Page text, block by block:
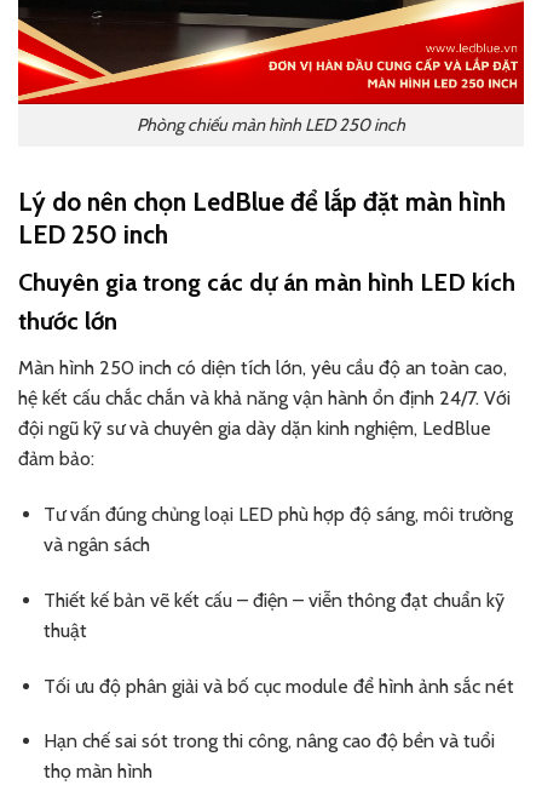
Phòng chiếu màn hình LED 250 inch
Lý do nên chọn LedBlue để lắp đặt màn hình
LED 250 inch
Chuyên gia trong các dự án màn hình LED kích
thước lớn
Màn hình 250 inch có diện tích lớn, yêu cầu độ an toàn cao,
hệ kết cấu chắc chắn và khả năng vận hành ổn định 24/7. Với
đội ngũ kỹ sư và chuyên gia dày dặn kinh nghiệm, LedBlue
đảm bảo:
Tư vấn đúng chủng loại LED phù hợp độ sáng, môi trường
và ngân sách
Thiết kế bản vẽ kết cấu – điện – viễn thông đạt chuẩn kỹ
thuật
Tối ưu độ phân giải và bố cục module để hình ảnh sắc nét
Hạn chế sai sót trong thi công, nâng cao độ bền và tuổi
thọ màn hình